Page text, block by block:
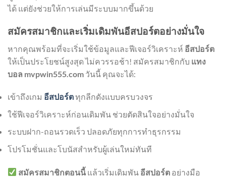
ได้ แต่ยังช่วยให้การเล่นมีระบบมากขึ้นด้วย
สมัครสมาชิกและเริ่มเดิมพันอีสปอร์ตอย่างมั่นใจ
หากคุณพร้อมที่จะเริ่มใช้ข้อมูลและฟีเจอร์วิเคราะห์ อีสปอร์ต
ให้เป็นประโยชน์สูงสุด ไม่ควรรอช้า! สมัครสมาชิกกับ แทง
บอล mvpwin555.com วันนี้ คุณจะได้:
เข้าถึงเกม อีสปอร์ตทุกลีกดังแบบครบวงจร
ใช้ฟีเจอร์วิเคราะห์ก่อนเดิมพัน ช่วยตัดสินใจอย่างมั่นใจ
ระบบฝาก-ถอนรวดเร็ว ปลอดภัยทุกการทำธุรกรรม
โปรโมชั่นและโบนัสสำหรับผู้เล่นใหม่ทันที
สมัครสมาชิกตอนนี้ แล้วเริ่มเดิมพัน อีสปอร์ต อย่างมือ